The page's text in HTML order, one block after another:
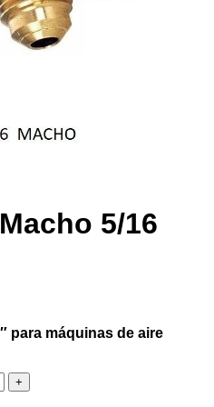
5/16
para máquinas de aire